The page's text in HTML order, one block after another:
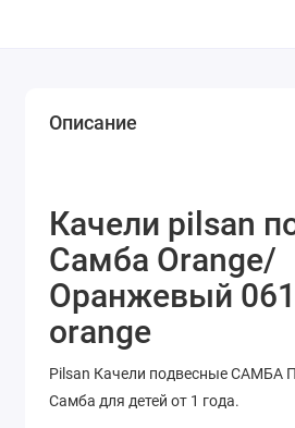
Описание
Качели pilsan
Самба Orange/
Оранжевый
orange
Pilsan Качели подвесные САМБА
Самба для детей от 1 года.